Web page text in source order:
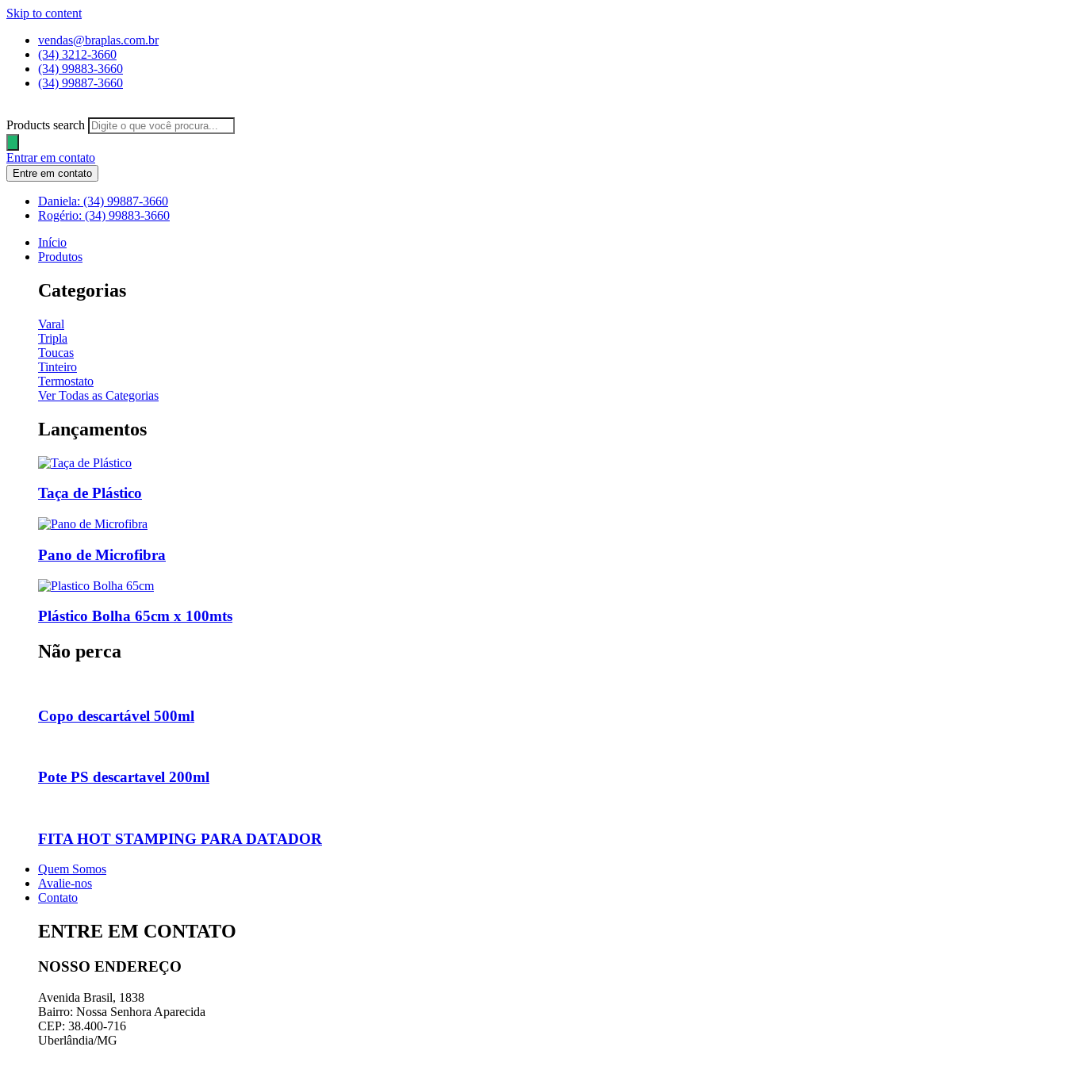
Skip to content
vendas@braplas.com.br
(34) 3212-3660
(34) 99883-3660
(34) 99887-3660
Products search
Entrar em contato
Entre em contato
Daniela: (34) 99887-3660
Rogério: (34) 99883-3660
Início
Produtos
Categorias
Varal
Tripla
Toucas
Tinteiro
Termostato
Ver Todas as Categorias
Lançamentos
Taça de Plástico
Pano de Microfibra
Plástico Bolha 65cm x 100mts
Não perca
Copo descartável 500ml
Pote PS descartavel 200ml
FITA HOT STAMPING PARA DATADOR
Quem Somos
Avalie-nos
Contato
ENTRE EM CONTATO
NOSSO ENDEREÇO
Avenida Brasil, 1838
Bairro: Nossa Senhora Aparecida
CEP: 38.400-716
Uberlândia/MG